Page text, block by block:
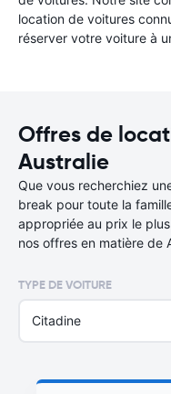
location de voitures
réserver votre voiture à
Offres de
Australie
Que vous recherchiez
break pour toute la
appropriée au prix le
nos offres en matière de
TYPE DE VOITURE
Citadine